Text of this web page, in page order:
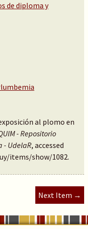
de diploma y
al plomo en
- Repositorio
- UdelaR, accessed
items/show/1082.
Next Item →